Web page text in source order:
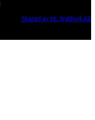
Skapad av ML Webbyrå AB